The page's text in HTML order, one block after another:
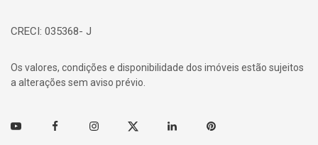
CRECI: 035368- J
Os valores, condições e disponibilidade dos imóveis estão sujeitos
a alterações sem aviso prévio.
Youtube FacebookInstagramTwitter Linkedin Pinterest